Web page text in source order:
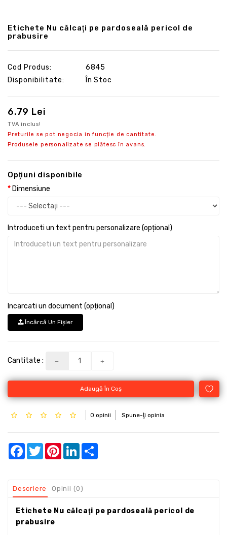
Etichete Nu călcaţi pe pardoseală pericol de
prabusire
Cod Produs:
6845
Disponibilitate:
În Stoc
6.79 Lei
TVA inclus!
Preturile se pot negocia in funcție de cantitate.
Produsele personalizate se plătesc în avans.
Opţiuni disponibile
Dimensiune
Introduceti un text pentru personalizare (opțional)
Incarcati un document (opțional)
Încărcă Un Fişier
Cantitate :
Adaugă În Coş
0 opinii Spune-ţi opinia
Facebook
TwitterPinterestLinkedIn
Descriere Opinii (0)
Etichete Nu călcaţi pe pardoseală pericol de
prabusire